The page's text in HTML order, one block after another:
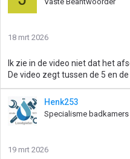
18 mrt 2026
Ik zie in de video niet dat het
De video zegt tussen de 5 en
Henk253
Specialisme badkamers
19 mrt 2026